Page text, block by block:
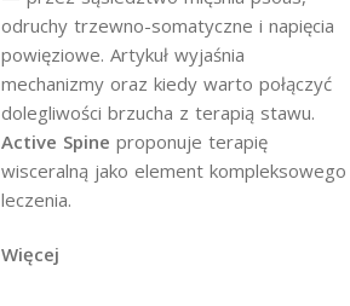
odruchy trzewno-somatyczne i napięcia
powięziowe. Artykuł wyjaśnia
mechanizmy oraz kiedy warto połączyć
dolegliwości brzucha z terapią stawu.
Active Spine proponuje terapię
wisceralną jako element kompleksowego
leczenia.
Więcej